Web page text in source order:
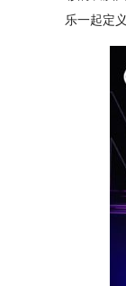
乐一起定